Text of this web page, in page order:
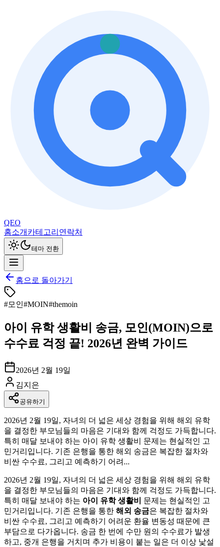
QEO
홈소개 카테고리 연락처
테마 전환
홈으로 돌아가기
#모인#MOIN#themoin
아이 유학 생활비 송금, 모인(MOIN)으로
수수료 걱정 끝! 2026년 완벽 가이드
2026년 2월 19일
김지은
공유하기
2026년 2월 19일, 자녀의 더 넓은 세상 경험을 위해 해외 유학
을 결정한 부모님들의 마음은 기대와 함께 걱정도 가득합니다.
특히 매달 보내야 하는 아이 유학 생활비 문제는 현실적인 고
민거리입니다. 기존 은행을 통한 해외 송금은 복잡한 절차와
비싼 수수료, 그리고 예측하기 어려...
2026년 2월 19일, 자녀의 더 넓은 세상 경험을 위해 해외 유학
을 결정한 부모님들의 마음은 기대와 함께 걱정도 가득합니다.
특히 매달 보내야 하는 아이 유학 생활비
문제는 현실적인 고
민거리입니다. 기존 은행을 통한 해외 송금은 복잡한 절차와
비싼 수수료, 그리고 예측하기 어려운 환율 변동성 때문에 큰
부담으로 다가옵니다. 송금 한 번에 수만 원의 수수료가 발생
하고, 중개 은행을 거치며 추가 비용이 붙는 일은 더 이상 낯설